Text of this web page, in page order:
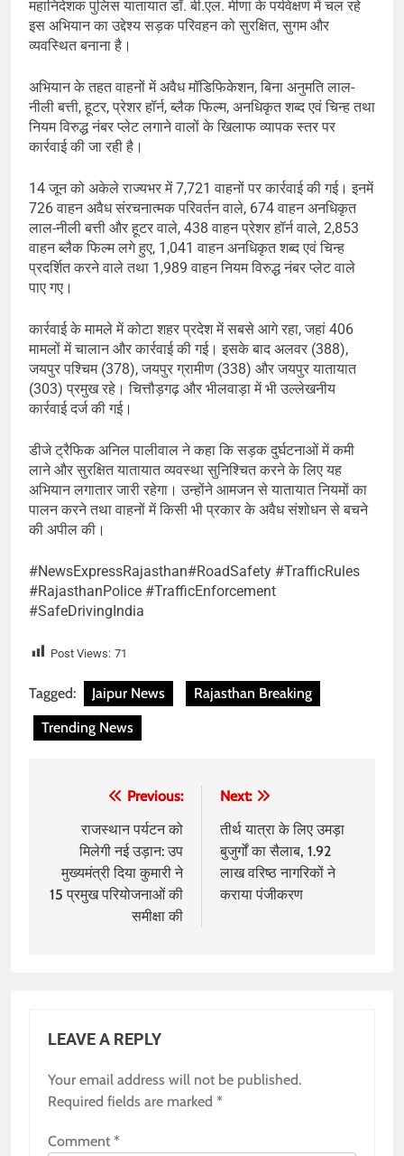
महानिदेशक पुलिस यातायात डॉ. बी.एल. मीणा के पर्यवेक्षण में चल रहे
इस अभियान का उद्देश्य सड़क परिवहन को सुरक्षित, सुगम और
व्यवस्थित बनाना है।
अभियान के तहत वाहनों में अवैध मॉडिफिकेशन, बिना अनुमति लाल-
नीली बत्ती, हूटर, प्रेशर हॉर्न, ब्लैक फिल्म, अनधिकृत शब्द एवं चिन्ह तथा
नियम विरुद्ध नंबर प्लेट लगाने वालों के खिलाफ व्यापक स्तर पर
कार्रवाई की जा रही है।
14 जून को अकेले राज्यभर में 7,721 वाहनों पर कार्रवाई की गई। इनमें
726 वाहन अवैध संरचनात्मक परिवर्तन वाले, 674 वाहन अनधिकृत
लाल-नीली बत्ती और हूटर वाले, 438 वाहन प्रेशर हॉर्न वाले, 2,853
वाहन ब्लैक फिल्म लगे हुए, 1,041 वाहन अनधिकृत शब्द एवं चिन्ह
प्रदर्शित करने वाले तथा 1,989 वाहन नियम विरुद्ध नंबर प्लेट वाले
पाए गए।
कार्रवाई के मामले में कोटा शहर प्रदेश में सबसे आगे रहा, जहां 406
मामलों में चालान और कार्रवाई की गई। इसके बाद अलवर (388),
जयपुर पश्चिम (378), जयपुर ग्रामीण (338) और जयपुर यातायात
(303) प्रमुख रहे। चित्तौड़गढ़ और भीलवाड़ा में भी उल्लेखनीय
कार्रवाई दर्ज की गई।
डीजे ट्रैफिक अनिल पालीवाल ने कहा कि सड़क दुर्घटनाओं में कमी
लाने और सुरक्षित यातायात व्यवस्था सुनिश्चित करने के लिए यह
अभियान लगातार जारी रहेगा। उन्होंने आमजन से यातायात नियमों का
पालन करने तथा वाहनों में किसी भी प्रकार के अवैध संशोधन से बचने
की अपील की।
#NewsExpressRajasthan#RoadSafety #TrafficRules
#RajasthanPolice #TrafficEnforcement
#SafeDrivingIndia
Post Views: 71
Tagged: Jaipur News
Rajasthan Breaking
Trending News
navigation
Previous:
राजस्थान पर्यटन को
मिलेगी नई उड़ान: उप
मुख्यमंत्री दिया कुमारी ने
15 प्रमुख परियोजनाओं की
समीक्षा की
Next:
तीर्थ यात्रा के लिए उमड़ा
बुजुर्गों का सैलाब, 1.92
लाख वरिष्ठ नागरिकों ने
कराया पंजीकरण
LEAVE A REPLY
Your email address will not be published.
Required fields are marked *
Comment *